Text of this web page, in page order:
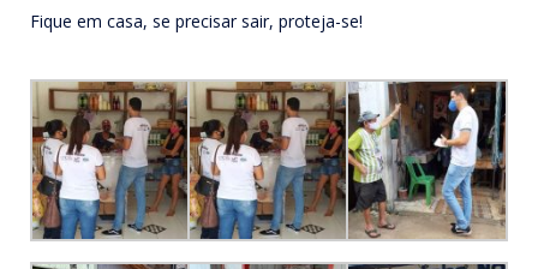
Fique em casa, se precisar sair, proteja-se!